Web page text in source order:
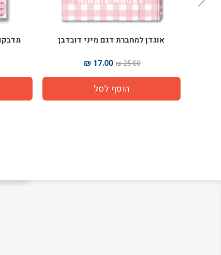
אוגדן למחברת דגם מיני דובדבן
25.00 ₪
17.00 ₪